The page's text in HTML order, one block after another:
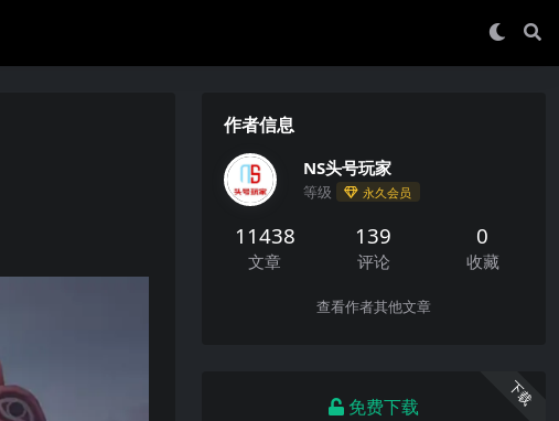
作者信息
NS头号玩家
等级 永久会员
11438
文章
139
评论
0
收藏
查看作者其他文章
下载
免费下载